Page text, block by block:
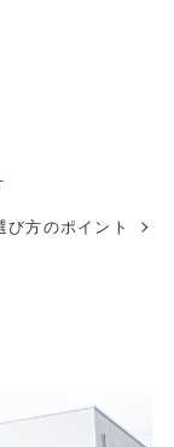
び方のポイント